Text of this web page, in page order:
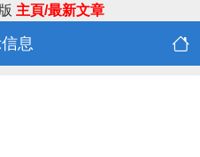
主頁/最新文章
息